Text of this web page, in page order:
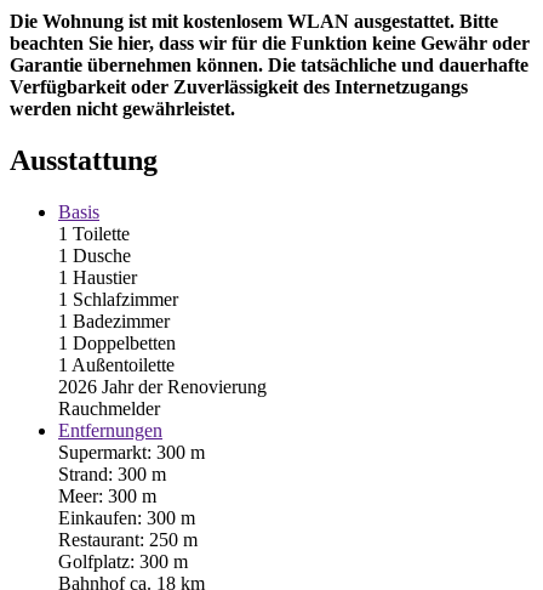
Die Wohnung ist mit kostenlosem WLAN ausgestattet. Bitte
beachten Sie hier, dass wir für die Funktion keine Gewähr oder
Garantie übernehmen können. Die tatsächliche und dauerhafte
Verfügbarkeit oder Zuverlässigkeit des Internetzugangs
werden nicht gewährleistet.
Ausstattung
Basis
1 Toilette
1 Dusche
1 Haustier
1 Schlafzimmer
1 Badezimmer
1 Doppelbetten
1 Außentoilette
2026 Jahr der Renovierung
Rauchmelder
Entfernungen
Supermarkt: 300 m
Strand: 300 m
Meer: 300 m
Einkaufen: 300 m
Restaurant: 250 m
Golfplatz: 300 m
Bahnhof ca. 18 km